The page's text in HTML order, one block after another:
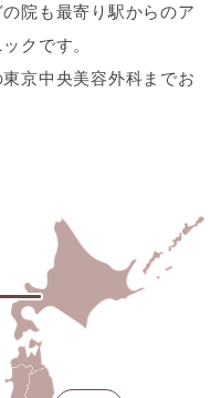
院も最寄り駅からのア
クです。
京中央美容外科までお